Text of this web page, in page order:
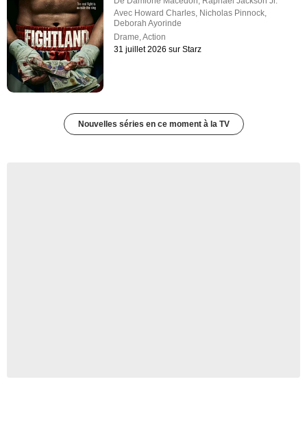
Avec Howard Charles Nicholas Pinnock
Deborah Ayorinde
Drame ,Action
31 juillet 2026 sur Starz
Nouvelles séries en ce moment à la TV